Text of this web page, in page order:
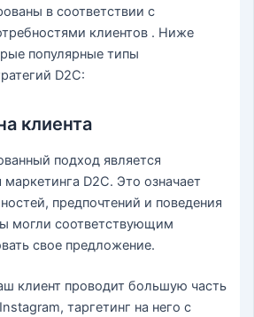
в соответствии с
клиентов . Ниже
популярные типы
D2C:
клиента
подход является
D2C. Это означает
предпочтений и поведения
могли соответствующим
свое предложение.
клиент проводит большую часть
таргетинг на него с